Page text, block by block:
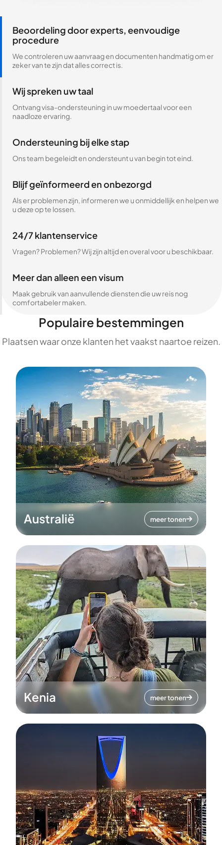
Beoordeling door experts, eenvoudige
procedure
We controleren uw aanvraag en documenten handmatig om er
zeker van te zijn dat alles correct is.
Wij spreken uw taal
Ontvang visa-ondersteuning in uw moedertaal voor een
naadloze ervaring.
Ondersteuning bij elke stap
Ons team begeleidt en ondersteunt u van begin tot eind.
Blijf geïnformeerd en onbezorgd
Als er problemen zijn, informeren we u onmiddellijk en helpen we
u deze op te lossen.
24/7 klantenservice
Vragen? Problemen? Wij zijn altijd en overal voor u beschikbaar.
Meer dan alleen een visum
Maak gebruik van aanvullende diensten die uw reis nog
comfortabeler maken.
Populaire bestemmingen
Plaatsen waar onze klanten het vaakst naartoe reizen.
Australië meer tonen
Kenia meer tonen